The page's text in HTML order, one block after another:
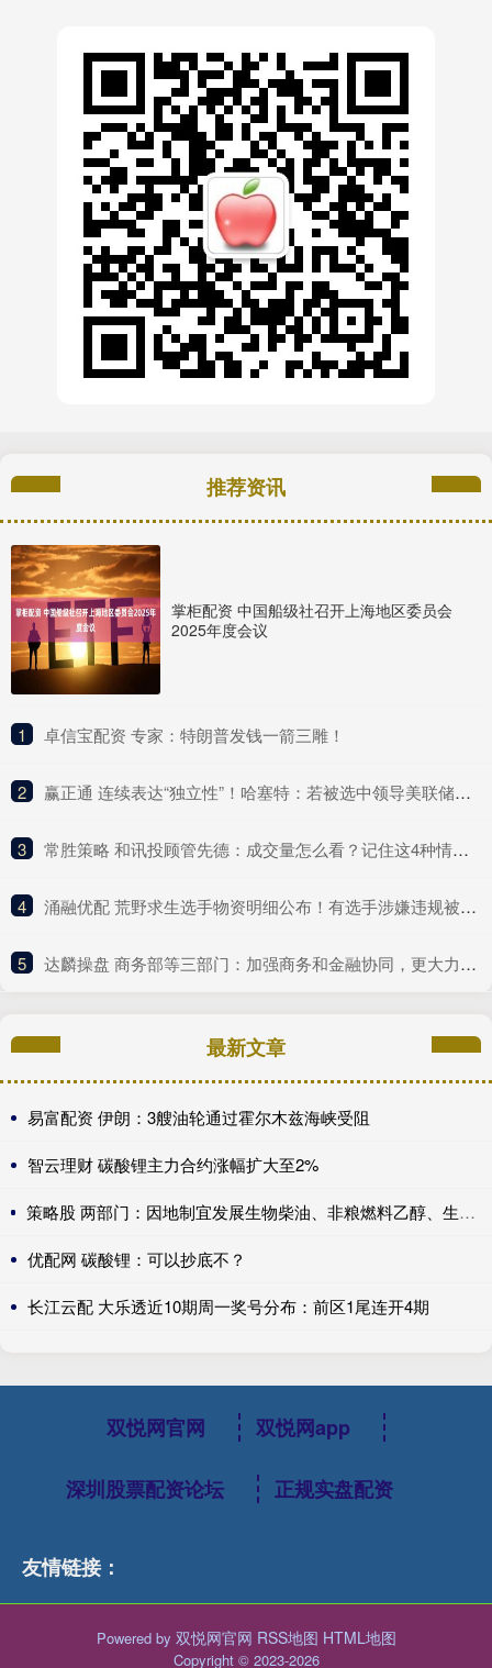
推荐资讯
掌柜配资 中国船级社召开上海地区委员会
2025年度会议
1 ​卓信宝配资 专家：特朗普发钱一箭三雕！
2 ​赢正通 连续表达“独立性”！哈塞特：若被选中领导美联储，特朗普可以提意见，但对美联储决策“毫无分量”
3 ​常胜策略 和讯投顾管先德：成交量怎么看？记住这4种情况！
4 ​涌融优配 荒野求生选手物资明细公布！有选手涉嫌违规被带离现场
5 ​达麟操盘 商务部等三部门：加强商务和金融协同，更大力度提振消费
最新文章
易富配资 伊朗：3艘油轮通过霍尔木兹海峡受阻
智云理财 碳酸锂主力合约涨幅扩大至2%
策略股 两部门：因地制宜发展生物柴油、非粮燃料乙醇、生物航空煤油
优配网 碳酸锂：可以抄底不？
长江云配 大乐透近10期周一奖号分布：前区1尾连开4期
双悦网官网 双悦网app
深圳股票配资论坛 正规实盘配资
友情链接：
Powered by 双悦网官网 RSS地图 HTML地图
Copyright © 2023-2026